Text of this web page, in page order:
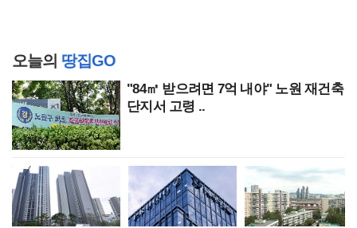
오늘의 땅집GO
"84㎡ 받으려면 7억 내야" 노원 재건축
단지서 고령 ..